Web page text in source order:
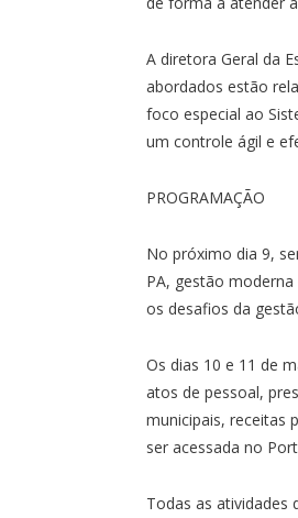
A diretora Geral da
abordados estão
foco especial ao
um controle ágil e
PROGRAMAÇÃO
No próximo dia 9,
PA, gestão
os desafios da
Os dias 10 e 11 de
atos de pessoal,
municipais, receitas
ser acessada no
Todas as atividades